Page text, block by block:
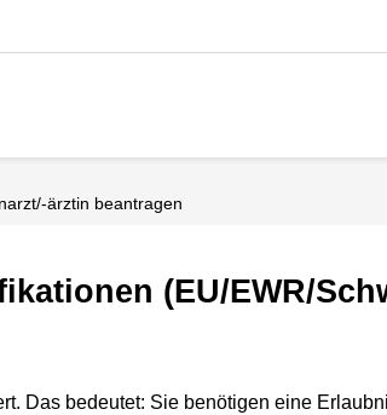
ärztin beantragen
(EU/EWR/
Das bedeutet: Sie benötigen eine